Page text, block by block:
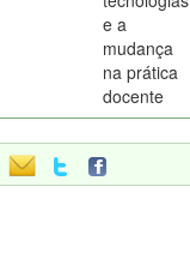
e a
mudança
na prática
docente